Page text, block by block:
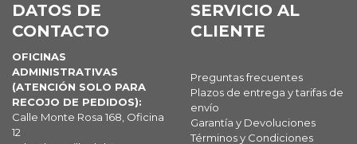
DATOS DE
CONTACTO
OFICINAS
ADMINISTRATIVAS
(ATENCIÓN SOLO PARA
RECOJO DE PEDIDOS):
Calle Monte Rosa 168, Oficina
12
SERVICIO AL
CLIENTE
Preguntas frecuentes
Plazos de entrega y tarifas de
envío
Garantía y Devoluciones
Términos y Condiciones